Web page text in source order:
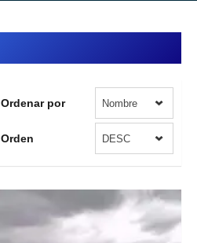
Ordenar por Nombre
Orden DESC